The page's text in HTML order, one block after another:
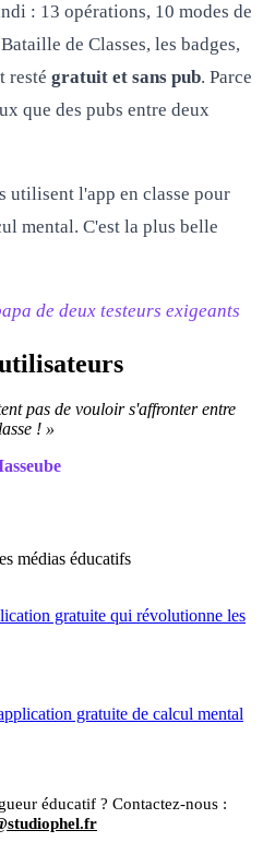
: 13 opérations, 10 modes de
de Classes, les badges,
resté gratuit et sans pub. Parce
que des pubs entre deux
utilisent l'app en classe pour
mental. C'est la plus belle
de deux testeurs exigeants
pas de vouloir s'affronter entre
! »
médias éducatifs
gratuite qui révolutionne les
gratuite de calcul mental
éducatif ? Contactez-nous :